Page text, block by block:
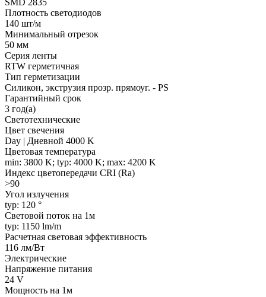
Плотность светодиодов
140 шт/м
Минимальный отрезок
50 мм
Серия ленты
RTW герметичная
Тип герметизации
Силикон, экструзия прозр. прямоуг. - PS
Гарантийный срок
3 год(а)
Светотехнические
Цвет свечения
Day | Дневной 4000 K
Цветовая температура
min: 3800 K; typ: 4000 K; max: 4200 K
Индекс цветопередачи CRI (Ra)
>90
Угол излучения
typ: 120 °
Световой поток на 1м
typ: 1150 lm/m
Расчетная световая эффективность
116 лм/Вт
Электрические
Напряжение питания
24 V
Мощность на 1м